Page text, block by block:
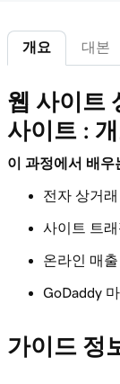
가
레슨 7(총
내 사이트
레슨 8(총
레슨 9(총
레슨 10(총
마켓 플레
개요 대본
웹 사이트
사이트 :
이 과정에서 배우
전자 상거
사이트 트
온라인 매
GoDaddy
가이드 정